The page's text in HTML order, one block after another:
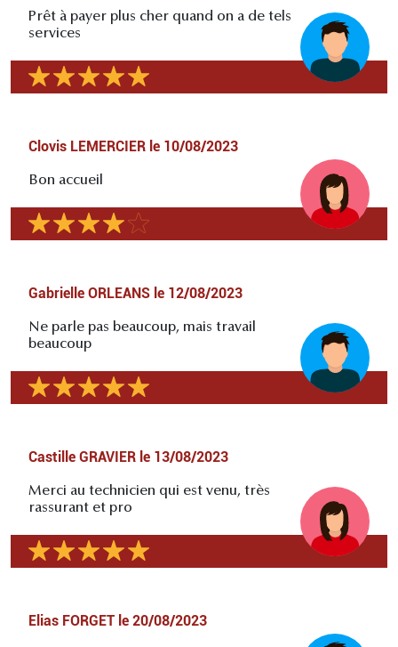
Prêt à payer plus cher quand on a de tels
services
Clovis LEMERCIER le 10/08/2023
Bon accueil
Gabrielle ORLEANS le 12/08/2023
Ne parle pas beaucoup, mais travail
beaucoup
Castille GRAVIER le 13/08/2023
Merci au technicien qui est venu, très
rassurant et pro
Elias FORGET le 20/08/2023